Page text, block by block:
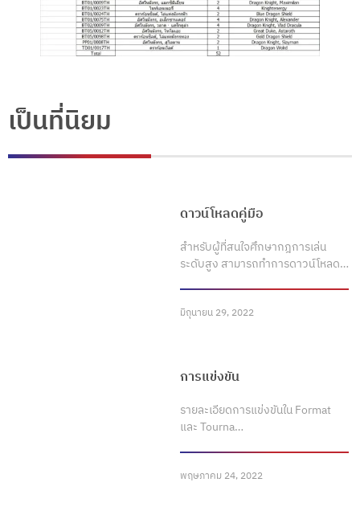
เป็นที่นิยม
ดาวน์โหลดคู่มือ
สำหรับผู้ที่สนใจศึกษากฎการเล่น
ระดับสูง สามารถทำการดาวน์โหลด…
มิถุนายน 29, 2022
การแข่งขัน
รายละเอียดการแข่งขันใน Format
และ Tourna…
พฤษภาคม 24, 2022